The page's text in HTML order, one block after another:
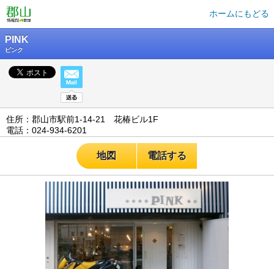
ホームにもどる
PINK
ピンク
住所：郡山市駅前1-14-21 花椿ビル1F
電話：024-934-6201
地図 電話する